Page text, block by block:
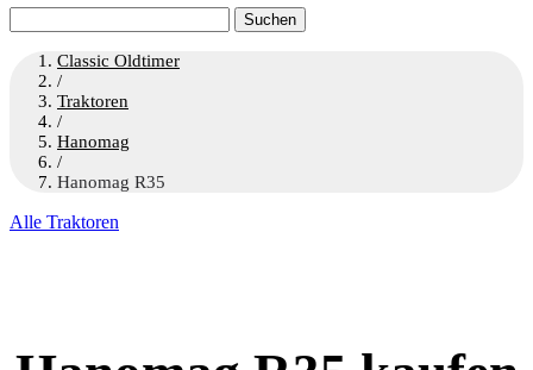
nach:
Classic Oldtimer
/
Traktoren
/
Hanomag
/
Hanomag R35
Alle Traktoren